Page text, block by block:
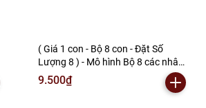
( Giá 1 con - Bộ 8 con - Đặt Số
Lượng 8 ) - Mô hình Bộ 8 các nhân
vật Em bé Trai - Cao 2.5 - 3.5cm -
nặng 100gram - No Box-(VAT :
9.500₫